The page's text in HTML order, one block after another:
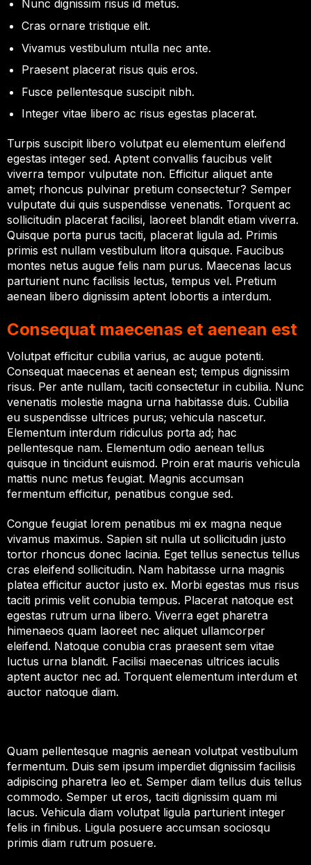
Nunc dignissim risus id metus.
Cras ornare tristique elit.
Vivamus vestibulum ntulla nec ante.
Praesent placerat risus quis eros.
Fusce pellentesque suscipit nibh.
Integer vitae libero ac risus egestas placerat.
Turpis suscipit libero volutpat eu elementum eleifend
egestas integer sed. Aptent convallis faucibus velit
viverra tempor vulputate non. Efficitur aliquet ante
amet; rhoncus pulvinar pretium consectetur? Semper
vulputate dui quis suspendisse venenatis. Torquent ac
sollicitudin placerat facilisi, laoreet blandit etiam viverra.
Quisque porta purus taciti, placerat ligula ad. Primis
primis est nullam vestibulum litora quisque. Faucibus
montes netus augue felis nam purus. Maecenas lacus
parturient nunc facilisis lectus, tempus vel. Pretium
aenean libero dignissim aptent lobortis a interdum.
Consequat maecenas et aenean est
Volutpat efficitur cubilia varius, ac augue potenti.
Consequat maecenas et aenean est; tempus dignissim
risus. Per ante nullam, taciti consectetur in cubilia. Nunc
venenatis molestie magna urna habitasse duis. Cubilia
eu suspendisse ultrices purus; vehicula nascetur.
Elementum interdum ridiculus porta ad; hac
pellentesque nam. Elementum odio aenean tellus
quisque in tincidunt euismod. Proin erat mauris vehicula
mattis nunc metus feugiat. Magnis accumsan
fermentum efficitur, penatibus congue sed.
Congue feugiat lorem penatibus mi ex magna neque
vivamus maximus. Sapien sit nulla ut sollicitudin justo
tortor rhoncus donec lacinia. Eget tellus senectus tellus
cras eleifend sollicitudin. Nam habitasse urna magnis
platea efficitur auctor justo ex. Morbi egestas mus risus
taciti primis velit conubia tempus. Placerat natoque est
egestas rutrum urna libero. Viverra eget pharetra
himenaeos quam laoreet nec aliquet ullamcorper
eleifend. Natoque conubia cras praesent sem vitae
luctus urna blandit. Facilisi maecenas ultrices iaculis
aptent auctor nec ad. Torquent elementum interdum et
auctor natoque diam.
Quam pellentesque magnis aenean volutpat vestibulum
fermentum. Duis sem ipsum imperdiet dignissim facilisis
adipiscing pharetra leo et. Semper diam tellus duis tellus
commodo. Semper ut eros, taciti dignissim quam mi
lacus. Vehicula diam volutpat ligula parturient integer
felis in finibus. Ligula posuere accumsan sociosqu
primis diam rutrum posuere.